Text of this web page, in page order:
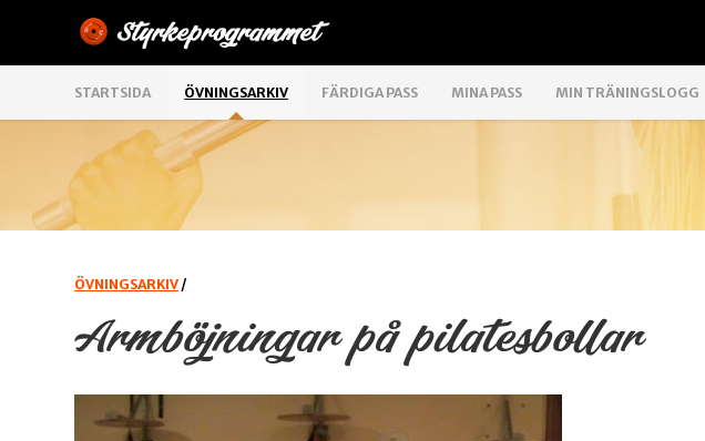
STARTSIDA ÖVNINGSARKIV FÄRDIGA PASS MINA PASS MIN TRÄNINGSLOGG
ÖVNINGSARKIV /
Armböjningar på pilatesbollar